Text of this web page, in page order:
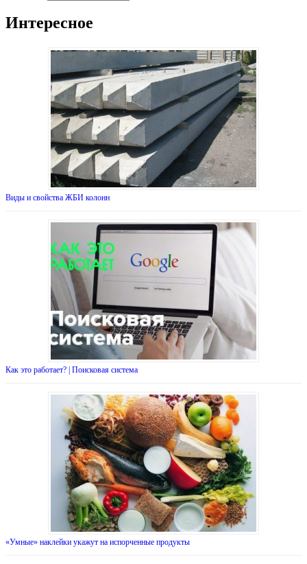
Интересное
Виды и свойства ЖБИ колонн
Как это работает? | Поисковая система
«Умные» наклейки укажут на испорченные продукты